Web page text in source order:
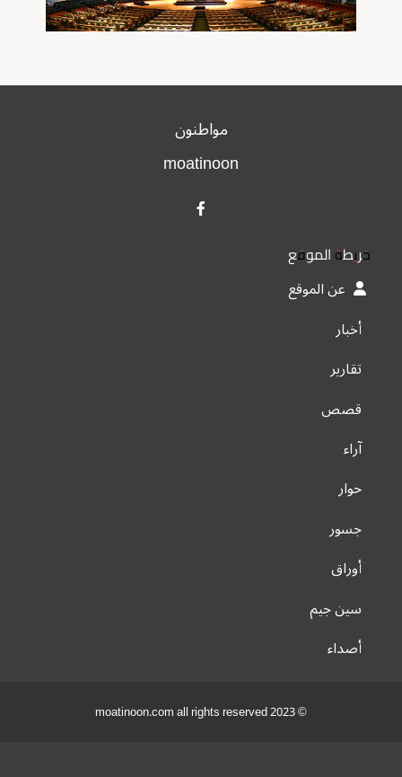
مواطنون
moatinoon
خريطة الموقع
عن الموقع
أخبار
تقارير
قصص
آراء
حوار
جسور
أوراق
سين جيم
أصداء
© 2023 moatinoon.com all rights reserved